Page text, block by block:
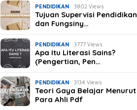
PENDIDIKAN 3802 Views
Tujuan Supervisi Pendidikan
dan Fungsiny…
PENDIDIKAN 3777 Views
Apa Itu Literasi Sains?
(Pengertian, Pen…
PENDIDIKAN 3134 Views
Teori Gaya Belajar Menurut
Para Ahli Pdf